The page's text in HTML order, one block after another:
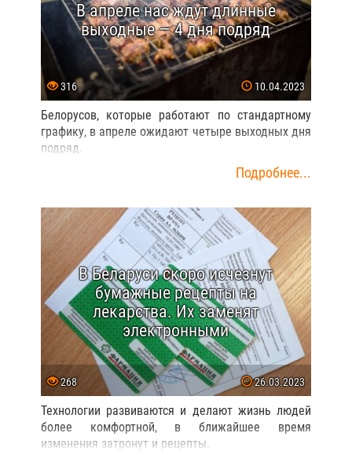
В апреле нас ждут длинные
выходные — 4 дня подряд
316 10.04.2023
Белорусов, которые работают по стандартному
графику, в апреле ожидают четыре выходных дня
подряд.
Подробнее...
В Беларуси скоро исчезнут
бумажные рецепты на
лекарства. Их заменят
электронными
268 26.03.2023
Технологии развиваются и делают жизнь людей
более комфортной, в ближайшее время
изменения затронут и рецепты.